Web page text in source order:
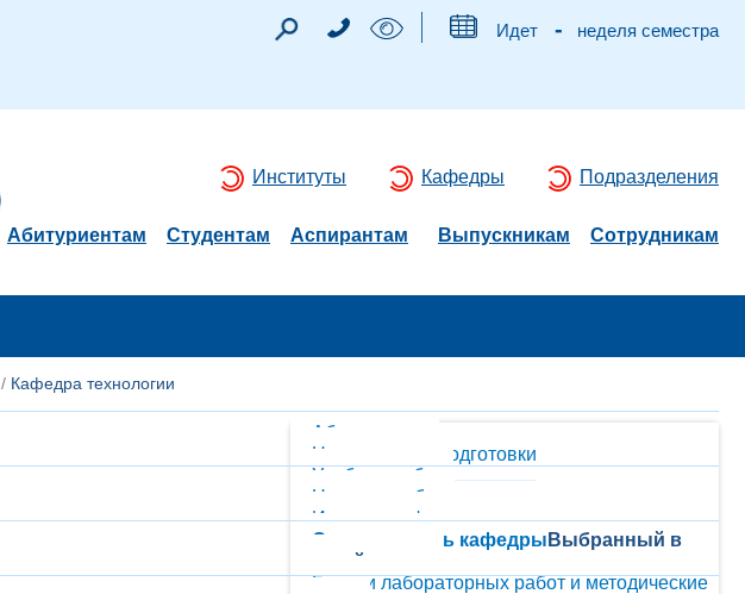
Идет - неделя семестра
Институты Кафедры Подразделения
Абитуриентам Студентам Аспирантам Выпускникам Сотрудникам
/ Кафедра технологии
Абитуриентам
Направления подготовки
Учебная работа
Научная работа
История кафедры
Оснащенность кафедры Выбранный в
данный момент
Бланки лабораторных работ и методические